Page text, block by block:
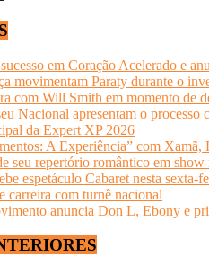
em Coração Acelerado e
movimentam Paraty durante o
com Will Smith em momento de
Nacional apresentam o
da Expert XP 2026
A Experiência” com
seu repertório romântico em
espetáculo Cabaret nesta sexta-
carreira com turnê nacional
anuncia Don L, Ebony e